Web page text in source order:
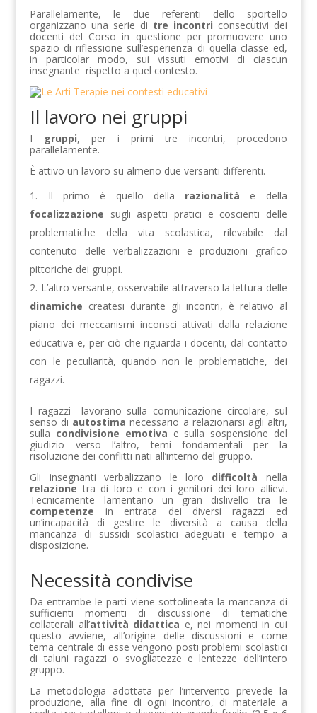
Parallelamente, le due referenti dello sportello
organizzano una serie di tre incontri consecutivi dei
docenti del Corso in questione per promuovere uno
spazio di riflessione sull’esperienza di quella classe ed,
in particolar modo, sui vissuti emotivi di ciascun
insegnante rispetto a quel contesto.
Il lavoro nei gruppi
I gruppi, per i primi tre incontri, procedono
parallelamente.
È attivo un lavoro su almeno due versanti differenti.
Il primo è quello della razionalità e della
focalizzazione sugli aspetti pratici e coscienti delle
problematiche della vita scolastica, rilevabile dal
contenuto delle verbalizzazioni e produzioni grafico
pittoriche dei gruppi.
L’altro versante, osservabile attraverso la lettura delle
dinamiche createsi durante gli incontri, è relativo al
piano dei meccanismi inconsci attivati dalla relazione
educativa e, per ciò che riguarda i docenti, dal contatto
con le peculiarità, quando non le problematiche, dei
ragazzi.
I ragazzi lavorano sulla comunicazione circolare, sul
senso di autostima necessario a relazionarsi agli altri,
sulla condivisione emotiva e sulla sospensione del
giudizio verso l’altro, temi fondamentali per la
risoluzione dei conflitti nati all’interno del gruppo.
Gli insegnanti verbalizzano le loro difficoltà nella
relazione tra di loro e con i genitori dei loro allievi.
Tecnicamente lamentano un gran dislivello tra le
competenze in entrata dei diversi ragazzi ed
un’incapacità di gestire le diversità a causa della
mancanza di sussidi scolastici adeguati e tempo a
disposizione.
Necessità condivise
Da entrambe le parti viene sottolineata la mancanza di
sufficienti momenti di discussione di tematiche
collaterali all’attività didattica e, nei momenti in cui
questo avviene, all’origine delle discussioni e come
tema centrale di esse vengono posti problemi scolastici
di taluni ragazzi o svogliatezze e lentezze dell’intero
gruppo.
La metodologia adottata per l’intervento prevede la
produzione, alla fine di ogni incontro, di materiale a